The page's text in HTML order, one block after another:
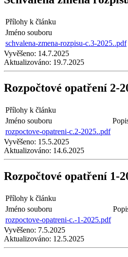
Přílohy k článku
Jméno souboru
schvalena-zmena-rozpisu-c.3-2025..pdf
Vyvěšeno: 14.7.2025
Aktualizováno: 19.7.2025
Rozpočtové opatření 2-
Přílohy k článku
Jméno souboru
rozpoctove-opatreni-c.2-2025..pdf
Vyvěšeno: 15.5.2025
Aktualizováno: 14.6.2025
Rozpočtové opatření 1-
Přílohy k článku
Jméno souboru
rozpoctove-opatreni-c.-1-2025.pdf
Vyvěšeno: 7.5.2025
Aktualizováno: 12.5.2025